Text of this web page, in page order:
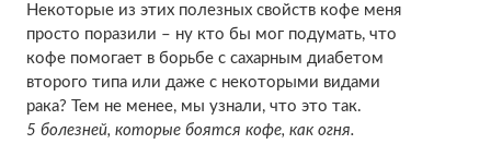
Некоторые из этих полезных свойств кофе меня
просто поразили – ну кто бы мог подумать, что
кофе помогает в борьбе с сахарным диабетом
второго типа или даже с некоторыми видами
рака? Тем не менее, мы узнали, что это так.
5 болезней, которые боятся кофе, как огня.